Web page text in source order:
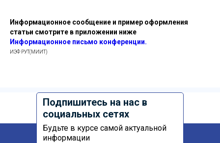
Информационное сообщение и пример оформления
статьи смотрите в приложении ниже
Информационное письмо конференции.
ИЭФ РУТ(МИИТ)
Подпишитесь на нас в
социальных сетях
Будьте в курсе самой актуальной
информации